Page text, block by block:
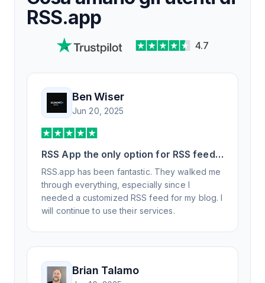
RSS.app
4.7
Ben Wiser
Jun 20, 2025
RSS App the only option for RSS feed
generation
RSS.app has been fantastic. They walked me
through everything, especially since I
needed a customized RSS feed for my blog. I
will continue to use their services.
Brian Talamo